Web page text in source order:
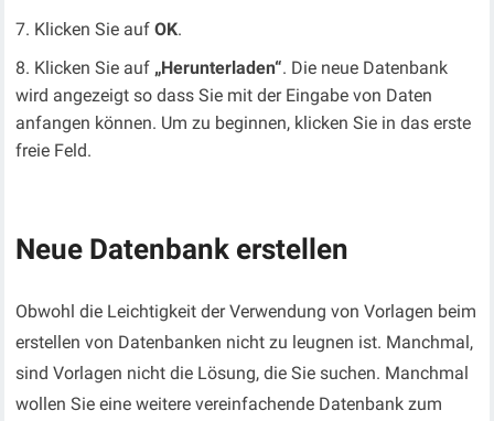
Klicken Sie aufOK.
Klicken Sie auf „Herunterladen“. Die neue Datenbank
wird angezeigt so dass Sie mit der Eingabe von Daten
anfangen können. Um zu beginnen, klicken Sie in das erste
freie Feld.
Neue Datenbank erstellen
Obwohl die Leichtigkeit der Verwendung von Vorlagen beim
erstellen von Datenbanken nicht zu leugnen ist. Manchmal,
sind Vorlagen nicht die Lösung, die Sie suchen. Manchmal
wollen Sie eine weitere vereinfachende Datenbank zum